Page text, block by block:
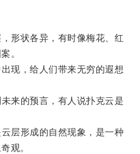
状各异，有时像梅花、红
。
，给人们带来无穷的遐想
的预言，有人说扑克云是
形成的自然现象，是一种
观。